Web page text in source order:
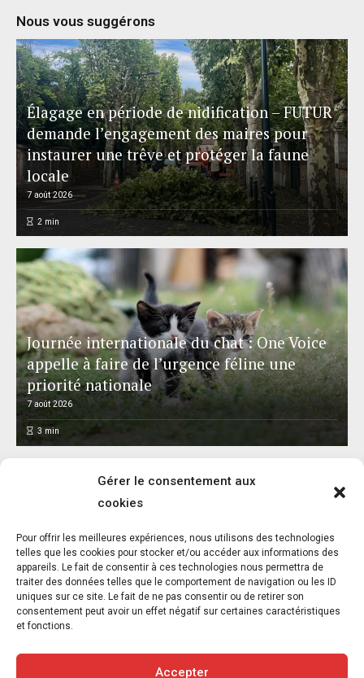
Gérer le consentement aux
cookies
Pour offrir les meilleures expériences, nous utilisons des technologies
telles que les cookies pour stocker et/ou accéder aux informations des
appareils. Le fait de consentir à ces technologies nous permettra de
traiter des données telles que le comportement de navigation ou les ID
uniques sur ce site. Le fait de ne pas consentir ou de retirer son
consentement peut avoir un effet négatif sur certaines caractéristiques
et fonctions.
Accepter
Nous vous suggérons
Élagage en période de nidification – FUTUR
demande l’engagement des maires pour
instaurer une trêve et protéger la faune
locale
7 août 2026
2 min
Journée internationale du chat : One Voice
appelle à faire de l’urgence féline une
priorité nationale
7 août 2026
3 min
L’association FUTUR dénonce le recours à
des « tirs sanitaires » sur des animaux
sauvages déjà victimes de l’incendie
d’Achères-la-Forêt
7 août 2026